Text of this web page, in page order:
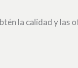
la calidad y las